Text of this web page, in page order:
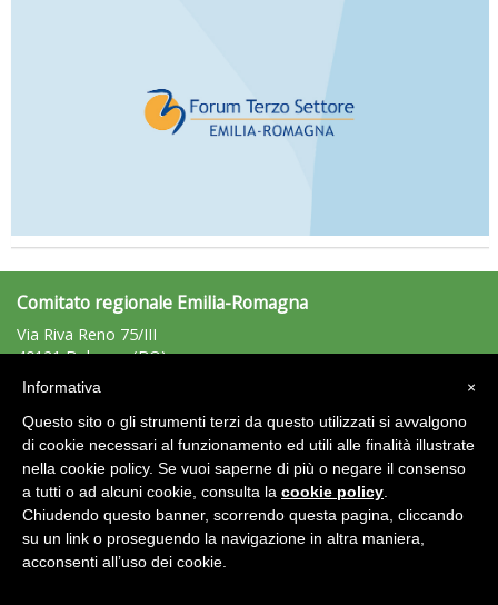
Comitato regionale Emilia-Romagna
Via Riva Reno 75/III
40121 Bologna (BO)
Tel: 051/225881 - Fax: 051/225203
C.F.: 92011680375
Area Riservata 2.0
×
Informativa
Questo sito o gli strumenti terzi da questo utilizzati si avvalgono
di cookie necessari al funzionamento ed utili alle finalità illustrate
nella cookie policy. Se vuoi saperne di più o negare il consenso
a tutti o ad alcuni cookie, consulta la cookie policy
Chiudendo questo banner, scorrendo questa pagina, cliccando
su un link o proseguendo la navigazione in altra maniera,
acconsenti all’uso dei cookie.